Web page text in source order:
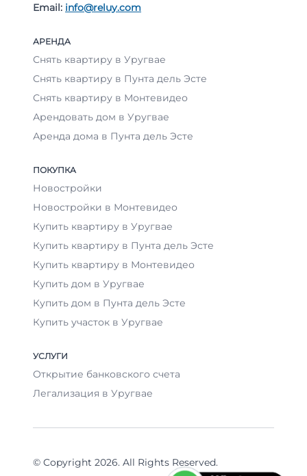
Email: info@reluy.com
АРЕНДА
Снять квартиру в Уругвае
Снять квартиру в Пунта дель Эсте
Снять квартиру в Монтевидео
Арендовать дом в Уругвае
Аренда дома в Пунта дель Эсте
ПОКУПКА
Новостройки
Новостройки в Монтевидео
Купить квартиру в Уругвае
Купить квартиру в Пунта дель Эсте
Купить квартиру в Монтевидео
Купить дом в Уругвае
Купить дом в Пунта дель Эсте
Купить участок в Уругвае
УСЛУГИ
Открытие банковского счета
Легализация в Уругвае
© Copyright 2026. All Rights Reserved.